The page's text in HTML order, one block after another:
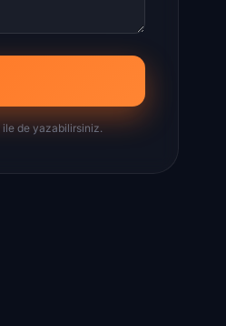
ile de yazabilirsiniz.